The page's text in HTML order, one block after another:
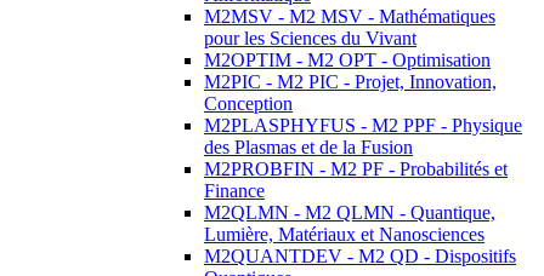
M2MSV - M2 MSV - Mathématiques
pour les Sciences du Vivant
M2OPTIM - M2 OPT - Optimisation
M2PIC - M2 PIC - Projet, Innovation,
Conception
M2PLASPHYFUS - M2 PPF - Physique
des Plasmas et de la Fusion
M2PROBFIN - M2 PF - Probabilités et
Finance
M2QLMN - M2 QLMN - Quantique,
Lumière, Matériaux et Nanosciences
M2QUANTDEV - M2 QD - Dispositifs